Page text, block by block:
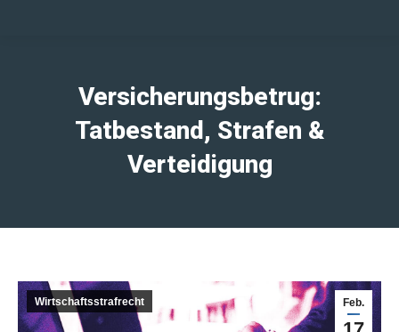
Versicherungsbetrug:
Tatbestand, Strafen &
Verteidigung
Feb.
Wirtschaftsstrafrecht